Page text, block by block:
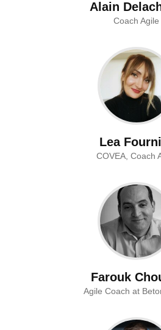
Alain
Coach Agile
Lea
COVEA, Coach
Farouk
Agile Coach at